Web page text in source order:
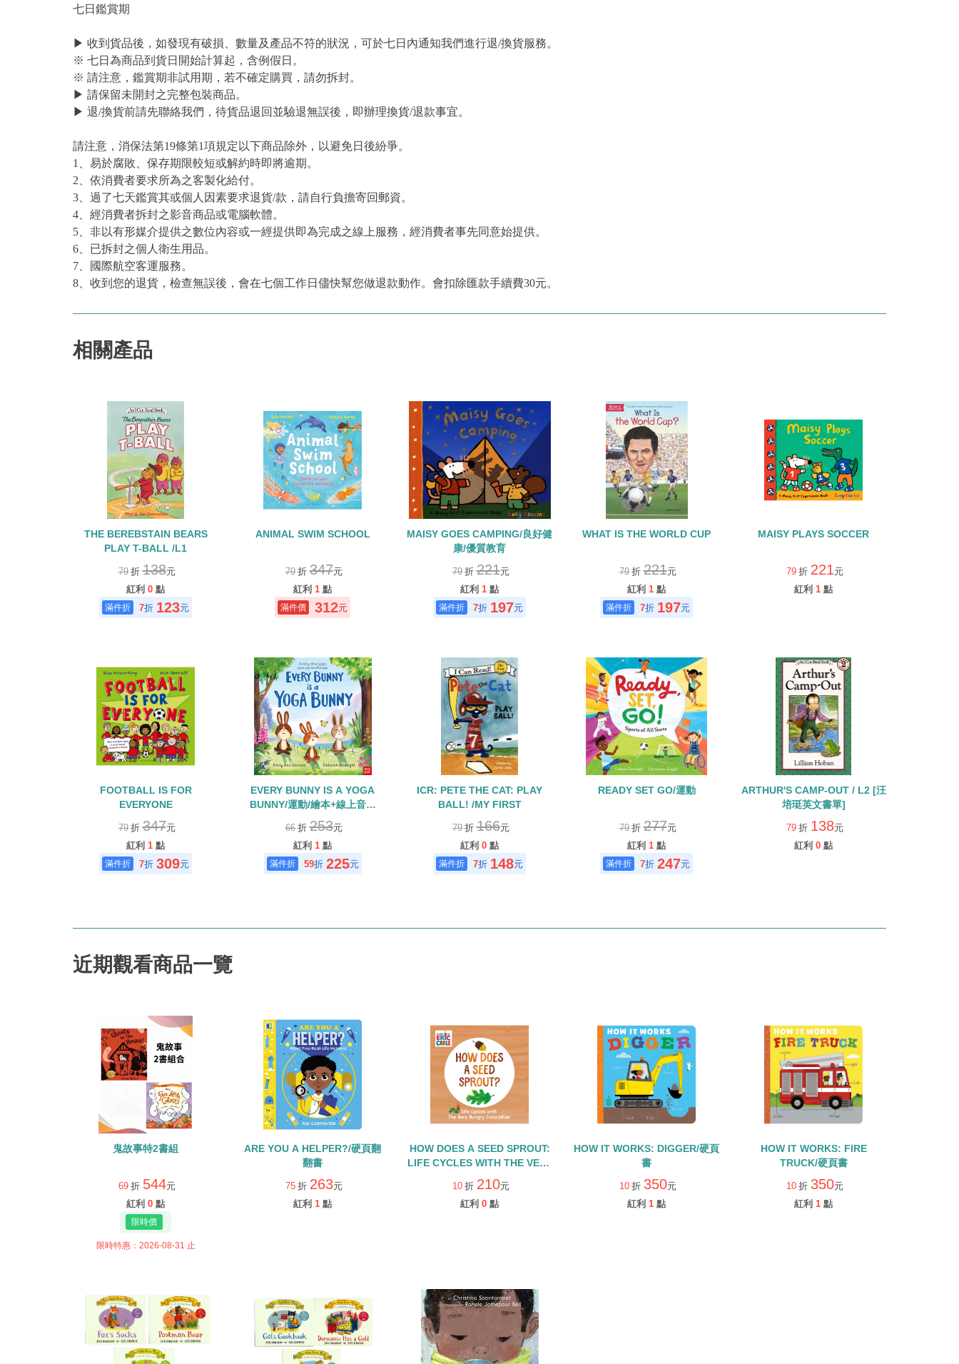
七日鑑賞期
▶ 收到貨品後，如發現有破損、數量及產品不符的狀況，可於七日內通知我們進行退/換貨服務。
※ 七日為商品到貨日開始計算起，含例假日。
※ 請注意，鑑賞期非試用期，若不確定購買，請勿拆封。
▶ 請保留未開封之完整包裝商品。
▶ 退/換貨前請先聯絡我們，待貨品退回並驗退無誤後，即辦理換貨/退款事宜。
請注意，消保法第19條第1項規定以下商品除外，以避免日後紛爭。
1、易於腐敗、保存期限較短或解約時即將逾期。
2、依消費者要求所為之客製化給付。
3、過了七天鑑賞其或個人因素要求退貨/款，請自行負擔寄回郵資。
4、經消費者拆封之影音商品或電腦軟體。
5、非以有形媒介提供之數位內容或一經提供即為完成之線上服務，經消費者事先同意始提供。
6、已拆封之個人衛生用品。
7、國際航空客運服務。
8、收到您的退貨，檢查無誤後，會在七個工作日儘快幫您做退款動作。會扣除匯款手續費30元。
相關產品
THE BEREBSTAIN BEARS
PLAY T-BALL /L1
79 折138元
紅利 0 點
7折 123元
ANIMAL SWIM SCHOOL
79 折347元
紅利 1 點
312元
MAISY GOES CAMPING/良好健
康/優質教育
79 折221元
紅利 1 點
7折 197元
WHAT IS THE WORLD CUP
79 折221元
紅利 1 點
7折 197元
MAISY PLAYS SOCCER
79 折 221元
紅利 1 點
FOOTBALL IS FOR
EVERYONE
79 折347元
紅利 1 點
7折 309元
EVERY BUNNY IS A YOGA
BUNNY/運動/繪本+線上音檔
(115年度深耕閱讀入選書單)
66 折253元
紅利 1 點
59折 225元
ICR: PETE THE CAT: PLAY
BALL! /MY FIRST
79 折166元
紅利 0 點
7折 148元
READY SET GO/運動
79 折277元
紅利 1 點
7折 247元
ARTHUR'S CAMP-OUT / L2 [汪
培珽英文書單]
79 折 138元
紅利 0 點
近期觀看商品一覽
鬼故事特2書組
69 折 544元
紅利 0 點
限時特惠：2026-08-31 止
ARE YOU A HELPER?/硬頁翻
翻書
75 折 263元
紅利 1 點
HOW DOES A SEED SPROUT:
LIFE CYCLES WITH THE VERY
HUNGRY CATERPILLAR/硬頁
書
10 折 210元
紅利 0 點
HOW IT WORKS: DIGGER/硬頁
書
10 折 350元
紅利 1 點
HOW IT WORKS: FIRE
TRUCK/硬頁書
10 折 350元
紅利 1 點